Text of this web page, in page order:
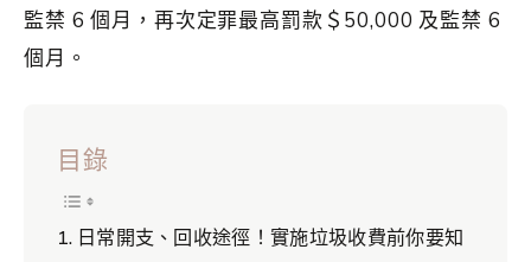
監禁 6 個月，再次定罪最高罰款＄50,000 及監禁 6
個月。
目錄
日常開支、回收途徑！實施垃圾收費前你要知